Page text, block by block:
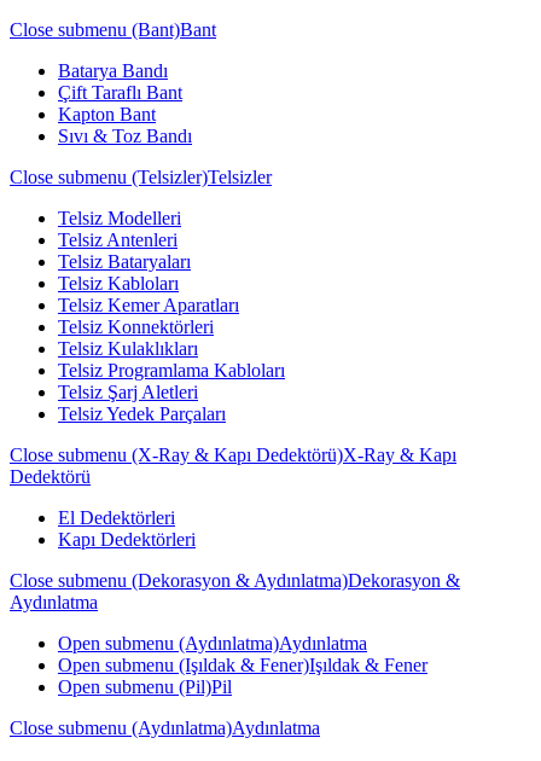
Close submenu (Bant)Bant
Batarya Bandı
Çift Taraflı Bant
Kapton Bant
Sıvı & Toz Bandı
Close submenu (Telsizler)Telsizler
Telsiz Modelleri
Telsiz Antenleri
Telsiz Bataryaları
Telsiz Kabloları
Telsiz Kemer Aparatları
Telsiz Konnektörleri
Telsiz Kulaklıkları
Telsiz Programlama Kabloları
Telsiz Şarj Aletleri
Telsiz Yedek Parçaları
Close submenu (X-Ray & Kapı Dedektörü)X-Ray & Kapı
Dedektörü
El Dedektörleri
Kapı Dedektörleri
Close submenu (Dekorasyon & Aydınlatma)Dekorasyon &
Aydınlatma
Open submenu (Aydınlatma)Aydınlatma
Open submenu (Işıldak & Fener)Işıldak & Fener
Open submenu (Pil)Pil
Close submenu (Aydınlatma)Aydınlatma